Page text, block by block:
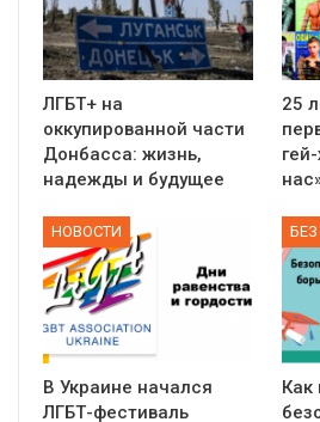
ЛГБТ+ на
оккупированной части
Донбасса: жизнь,
надежды и будущее
25
НОВОСТИ
В Украине начался
ЛГБТ-фестиваль
Как